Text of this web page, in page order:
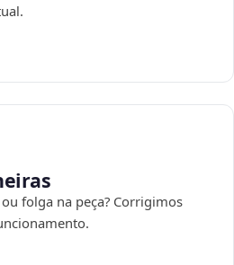
folga na peça? Corrigimos